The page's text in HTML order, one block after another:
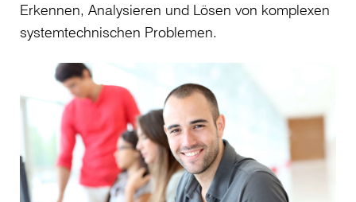
Erkennen, Analysieren und Lösen von komplexen
systemtechnischen Problemen.